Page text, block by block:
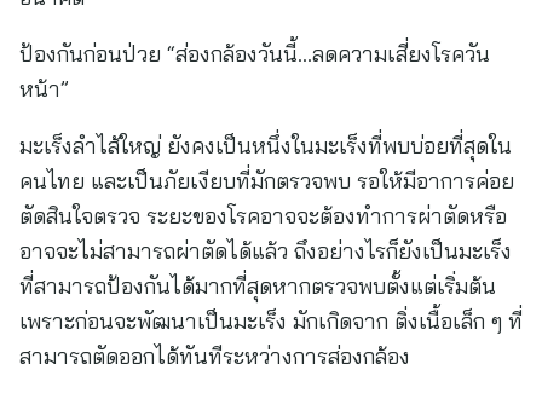
ป้องกันก่อนป่วย “ส่องกล้องวันนี้…ลดความเสี่ยงโรควัน
หน้า”
มะเร็งลำไส้ใหญ่ ยังคงเป็นหนึ่งในมะเร็งที่พบบ่อยที่สุดใน
คนไทย และเป็นภัยเงียบที่มักตรวจพบ รอให้มีอาการค่อย
ตัดสินใจตรวจ ระยะของโรคอาจจะต้องทำการผ่าตัดหรือ
อาจจะไม่สามารถผ่าตัดได้แล้ว ถึงอย่างไรก็ยังเป็นมะเร็ง
ที่สามารถป้องกันได้มากที่สุดหากตรวจพบตั้งแต่เริ่มต้น
เพราะก่อนจะพัฒนาเป็นมะเร็ง มักเกิดจาก ติ่งเนื้อเล็ก ๆ ที่
สามารถตัดออกได้ทันทีระหว่างการส่องกล้อง